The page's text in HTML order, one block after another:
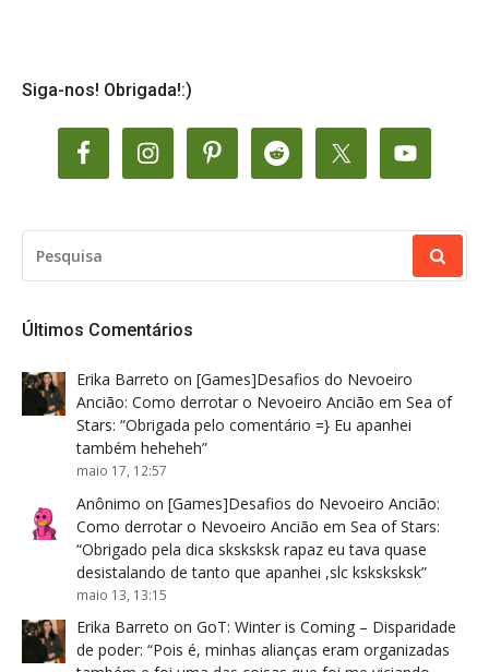
Siga-nos! Obrigada!:)
POR:
Últimos Comentários
Erika Barreto on [Games]Desafios do Nevoeiro
Ancião: Como derrotar o Nevoeiro Ancião em Sea of
Stars: “Obrigada pelo comentário =} Eu apanhei
também heheheh”
maio 17, 12:57
Anônimo on [Games]Desafios do Nevoeiro Ancião:
Como derrotar o Nevoeiro Ancião em Sea of Stars:
“Obrigado pela dica sksksksk rapaz eu tava quase
desistalando de tanto que apanhei ,slc ksksksksk”
maio 13, 13:15
Erika Barreto on GoT: Winter is Coming – Disparidade
de poder: “Pois é, minhas alianças eram organizadas